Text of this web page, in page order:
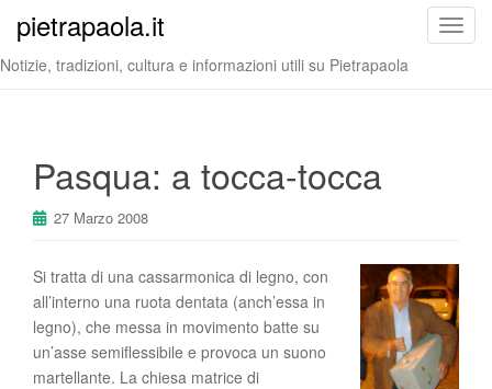
T
g
a
t
i
pietrapaola.it
Notizie, tradizioni, cultura e informazioni utili su Pietrapaola
Pasqua: a tocca-tocca
27 Marzo 2008
Si tratta di una cassarmonica di legno, con
all’interno una ruota dentata (anch’essa in
legno), che messa in movimento batte su
un’asse semiflessibile e provoca un suono
martellante. La chiesa matrice di